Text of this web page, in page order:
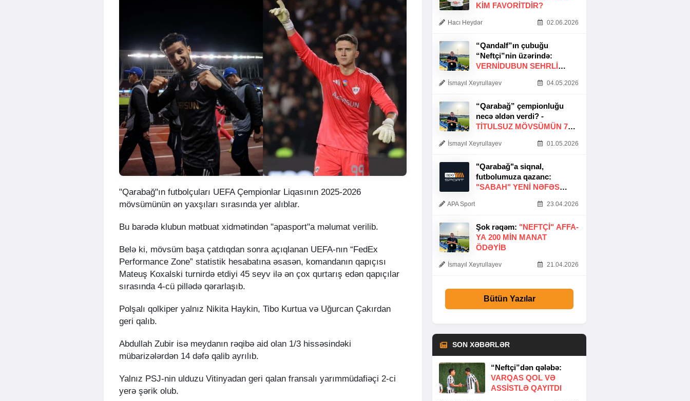
"Qarabağ"ın futbolçuları UEFA Çempionlar Liqasının 2025-2026
mövsümünün ən yaxşıları sırasında yer alıblar.
Bu barədə klubun mətbuat xidmətindən "apasport"a məlumat verilib.
Belə ki, mövsüm başa çatdıqdan sonra açıqlanan UEFA-nın “FedEx
Performance Zone” statistik hesabatına əsasən, komandanın qapıçısı
Mateuş Koxalski turnirdə etdiyi 45 seyv ilə ən çox qurtarış edən qapıçılar
sırasında 4-cü pillədə qərarlaşıb.
Polşalı qolkiper yalnız Nikita Haykin, Tibo Kurtua və Uğurcan Çakırdan
geri qalıb.
Abdullah Zubir isə meydanın rəqibə aid olan 1/3 hissəsindəki
mübarizələrdən 14 dəfə qalib ayrılıb.
Yalnız PSJ-nin ulduzu Vitinyadan geri qalan fransalı yarımmüdafiəçi 2-ci
yerə şərik olub.
KIM FAVORITDIR?
Hacı Heydər 02.06.2026
“Qandalf”ın çubuğu
“Neftçi”nin üzərində:
VERNİDUBUN SEHRLİ
İsmayıl Xeyrullayev 04.05.2026
“Qarabağ” çempionluğu
necə əldən verdi? -
TITULSUZ MÖVSÜMÜN 7
İsmayıl Xeyrullayev 01.05.2026
"Qarabağ"a siqnal,
futbolumuza qazanc:
"SABAH" YENI NƏFƏS
APA Sport 23.04.2026
Şok rəqəm: "NEFTÇI" AFFA-
YA 200 MIN MANAT
ÖDƏYIB
İsmayıl Xeyrullayev 21.04.2026
Bütün Yazılar
SON XƏBƏRLƏR
“Neftçi”dən qələbə:
VARQAS QOL VƏ
ASSİSTLƏ QAYITDI